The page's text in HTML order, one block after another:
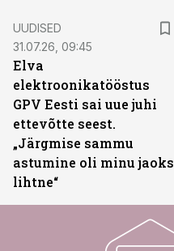
UUDISED
31.07.26, 09:45
Elva
elektroonikatööstus
GPV Eesti sai uue juhi
ettevõtte seest.
„Järgmise sammu
astumine oli minu jaoks
lihtne“